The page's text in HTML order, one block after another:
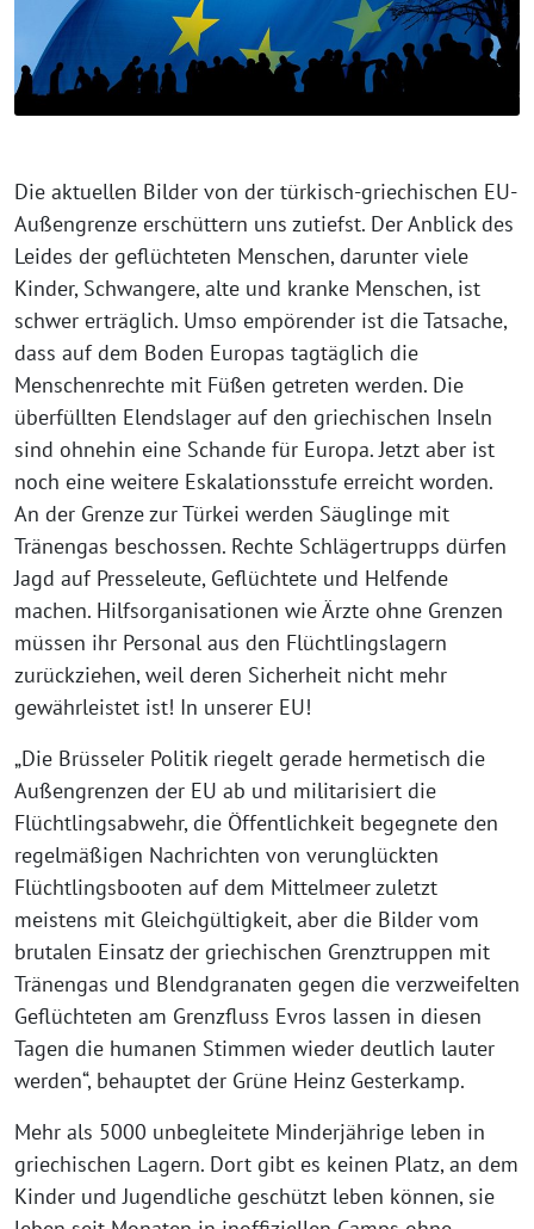
Die aktuellen Bilder von der türkisch-griechischen EU-
Außengrenze erschüttern uns zutiefst. Der Anblick des
Leides der geflüchteten Menschen, darunter viele
Kinder, Schwangere, alte und kranke Menschen, ist
schwer erträglich. Umso empörender ist die Tatsache,
dass auf dem Boden Europas tagtäglich die
Menschenrechte mit Füßen getreten werden. Die
überfüllten Elendslager auf den griechischen Inseln
sind ohnehin eine Schande für Europa. Jetzt aber ist
noch eine weitere Eskalationsstufe erreicht worden.
An der Grenze zur Türkei werden Säuglinge mit
Tränengas beschossen. Rechte Schlägertrupps dürfen
Jagd auf Presseleute, Geflüchtete und Helfende
machen. Hilfsorganisationen wie Ärzte ohne Grenzen
müssen ihr Personal aus den Flüchtlingslagern
zurückziehen, weil deren Sicherheit nicht mehr
gewährleistet ist! In unserer EU!
„Die Brüsseler Politik riegelt gerade hermetisch die
Außengrenzen der EU ab und militarisiert die
Flüchtlingsabwehr, die Öffentlichkeit begegnete den
regelmäßigen Nachrichten von verunglückten
Flüchtlingsbooten auf dem Mittelmeer zuletzt
meistens mit Gleichgültigkeit, aber die Bilder vom
brutalen Einsatz der griechischen Grenztruppen mit
Tränengas und Blendgranaten gegen die verzweifelten
Geflüchteten am Grenzfluss Evros lassen in diesen
Tagen die humanen Stimmen wieder deutlich lauter
werden“, behauptet der Grüne Heinz Gesterkamp.
Mehr als 5000 unbegleitete Minderjährige leben in
griechischen Lagern. Dort gibt es keinen Platz, an dem
Kinder und Jugendliche geschützt leben können, sie